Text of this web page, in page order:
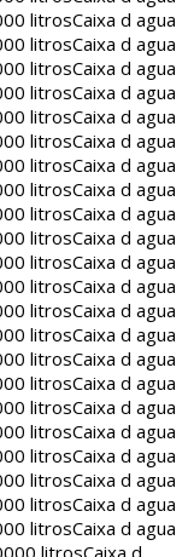
litrosCaixa d agua
litrosCaixa d agua
litrosCaixa d agua
litrosCaixa d agua
litrosCaixa d agua
litrosCaixa d agua
litrosCaixa d agua
litrosCaixa d agua
litrosCaixa d agua
litrosCaixa d agua
litrosCaixa d agua
litrosCaixa d agua
litrosCaixa d agua
litrosCaixa d agua
litrosCaixa d agua
litrosCaixa d agua
litrosCaixa d agua
litrosCaixa d agua
litrosCaixa d agua
litrosCaixa d agua
litrosCaixa d agua
litrosCaixa d agua